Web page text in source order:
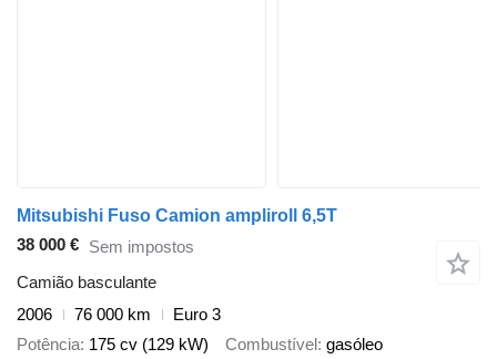
Mitsubishi Fuso Camion ampliroll 6,5T
38 000 € Sem impostos
Camião basculante
2006
76 000 km
Euro 3
Potência 175 cv (129 kW) Combustível gasóleo